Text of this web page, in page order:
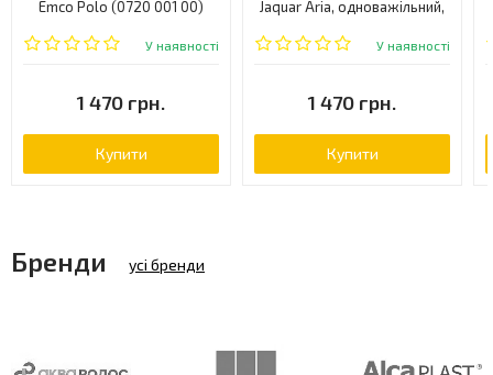
Emco Polo (0720 001 00)
У наявності
1 470 грн.
Купити
Jaquar Aria, одноважільний,
хром (ARI-CHR-39051B)
У наявності
1 470 грн.
Купити
Бренди усі бренди